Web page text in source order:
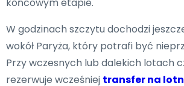
końcowym etapie.
W godzinach szczytu dochodzi
wokół Paryża, który potrafi być
Przy wczesnych lub dalekich lotach
rezerwuje wcześniej transfer na